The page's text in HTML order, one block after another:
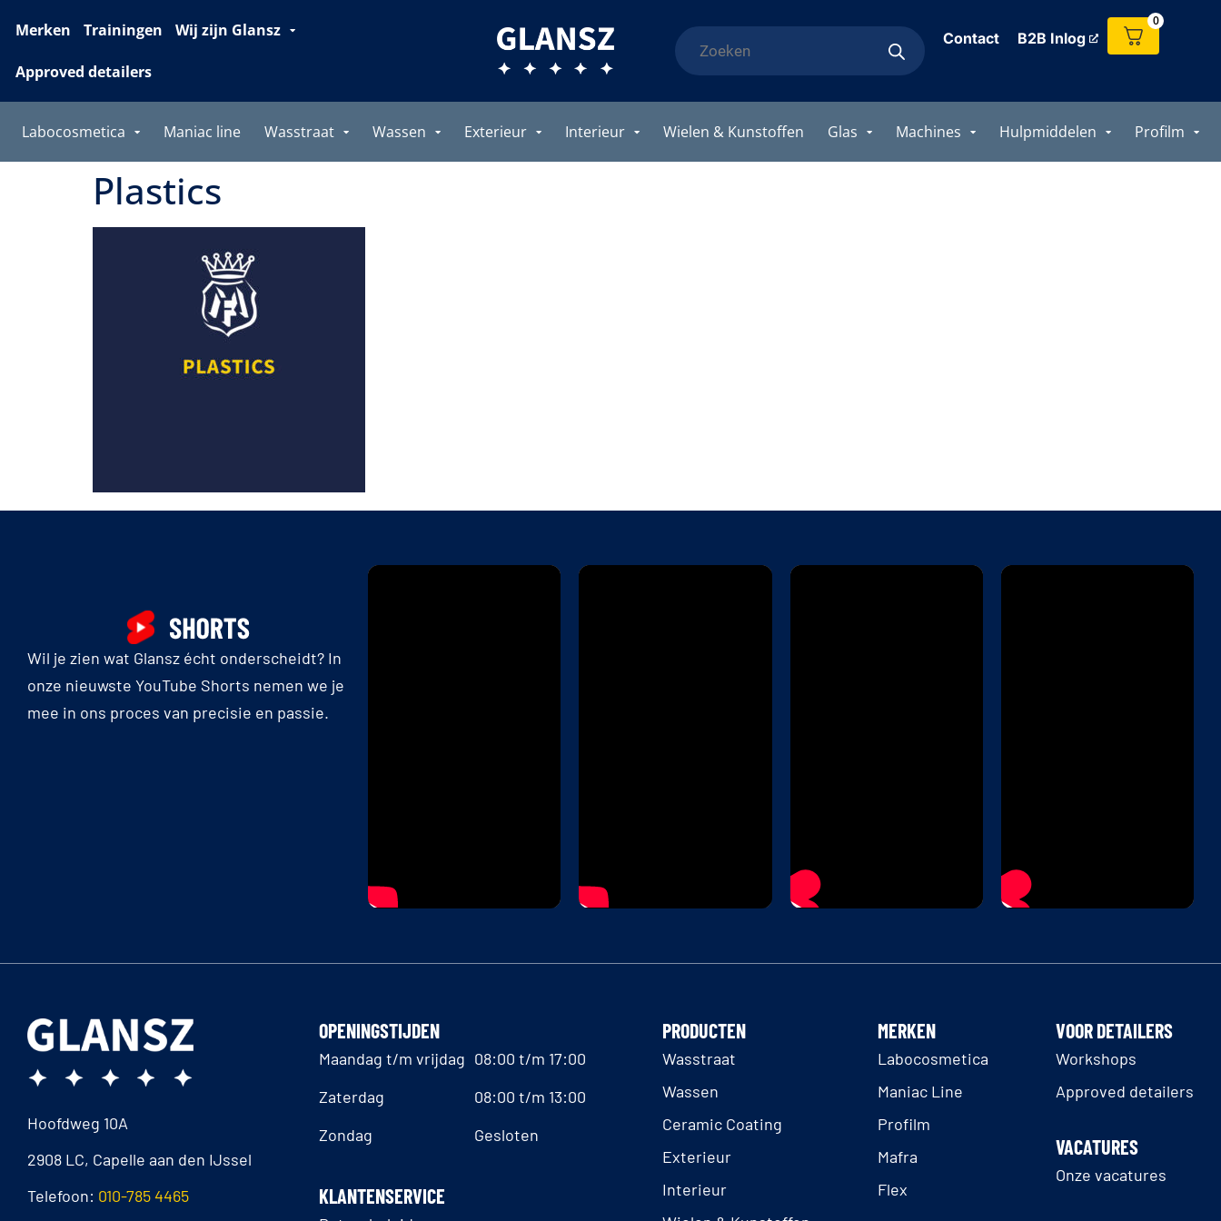
Merken Trainingen Wij zijn Glansz
Approved detailers
Contact B2B Inlog
0
Labocosmetica Maniac line Wasstraat Wassen Exterieur Interieur Wielen & Kunstoffen Glas Machines Hulpmiddelen Profilm
Plastics
Wil je zien wat Glansz écht onderscheidt? In
onze nieuwste YouTube Shorts nemen we je
mee in ons proces van precisie en passie.
Hoofdweg 10A
2908 LC, Capelle aan den IJssel
Telefoon: 010-785 4465
OPENINGSTIJDEN
Maandag t/m vrijdag 08:00 t/m 17:00
Zaterdag
08:00 t/m 13:00
Zondag
Gesloten
KLANTENSERVICE
PRODUCTEN
Wasstraat
Wassen
Ceramic Coating
Exterieur
Interieur
MERKEN
Labocosmetica
Maniac Line
Profilm
Mafra
Flex
VOOR DETAILERS
Workshops
Approved detailers
VACATURES
Onze vacatures